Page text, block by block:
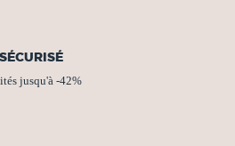
jusqu'à -42%